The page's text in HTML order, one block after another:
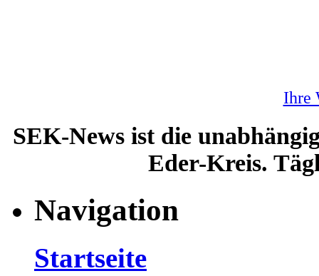
Ihre
SEK-News ist die
Eder-Kreis.
Navigation
Startseite